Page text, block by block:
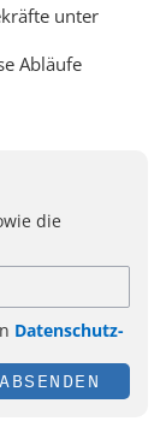
unter
Abläufe
die
Datenschutz-
ABSENDEN